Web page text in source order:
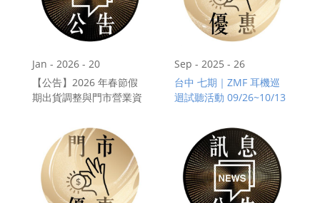
Jan - 2026 - 20
【公告】2026 年春節假
期出貨調整與門市營業資
Sep - 2025 - 26
台中 七期｜ZMF 耳機巡
迴試聽活動 09/26~10/13